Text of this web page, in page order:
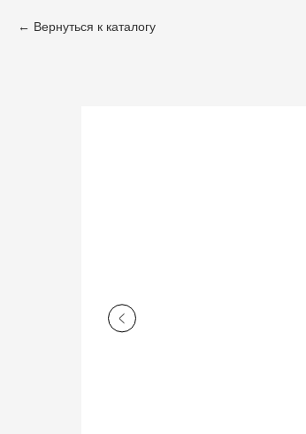
Вернуться к каталогу